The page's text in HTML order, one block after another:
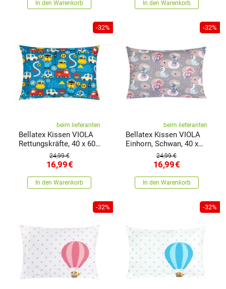
In den Warenkorb In den Warenkorb
-32%
beim lieferanten
Bellatex Kissen VIOLA
Rettungskräfte, 40 x 60
24,99 €
16,99€
In den Warenkorb
-32%
beim lieferanten
Bellatex Kissen VIOLA
Einhorn, Schwan, 40 x
24,99 €
16,99€
In den Warenkorb
-32% -32%